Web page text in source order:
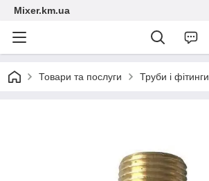
Mixer.km.ua
Товари та послуги Труби і фітинги